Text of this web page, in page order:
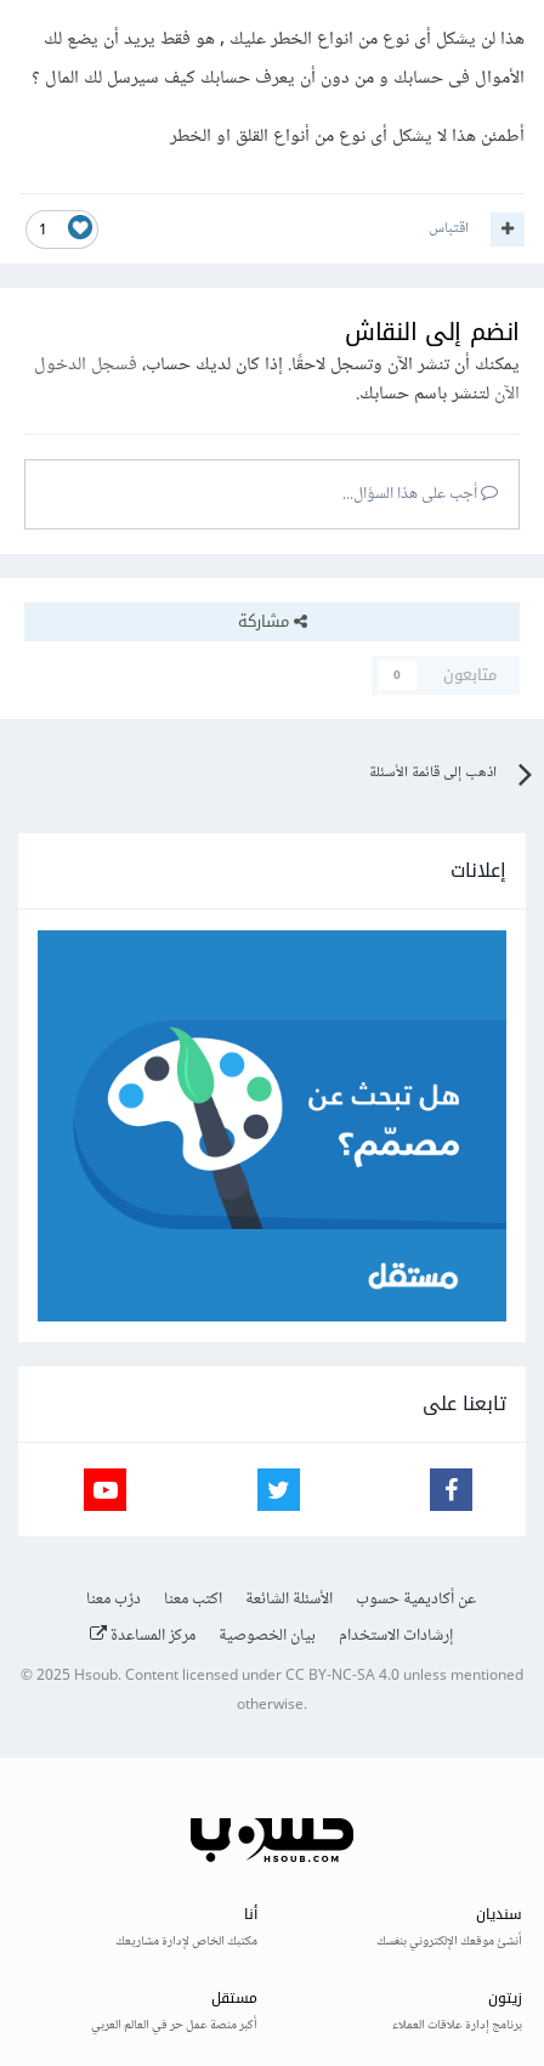
هذا لن يشكل أى نوع من انواع الخطر عليك , هو فقط يريد أن يضع لك
الأموال فى حسابك و من دون أن يعرف حسابك كيف سيرسل لك المال ؟
أطمئن هذا لا يشكل أى نوع من أنواع القلق او الخطر
1 اقتباس
انضم إلى النقاش
يمكنك أن تنشر الآن وتسجل لاحقًا. إذا كان لديك حساب،فسجل الدخول
الآنلتنشر باسم حسابك.
أجب على هذا السؤال...
مشاركة
متابعون
0
اذهب إلى قائمة الأسئلة
إعلانات
تابعنا على
عن أكاديمية حسوب الأسئلة الشائعة اكتب معنا
درّب معنا
إرشادات الاستخدام
بيان الخصوصية مركز المساعدة
© 2025Hsoub.Content licensed underCC BY-NC-SA 4.0unless mentioned
otherwise.